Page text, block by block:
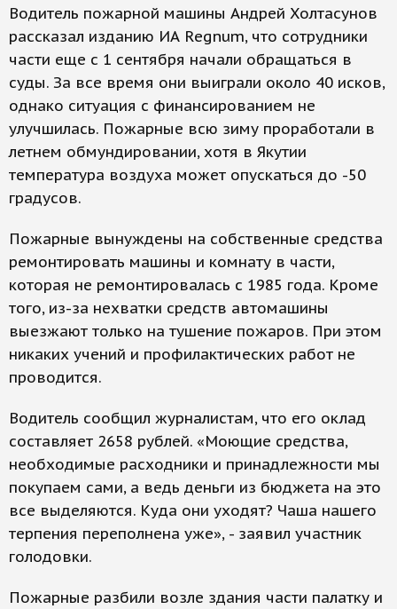
Водитель пожарной машины Андрей Холтасунов
рассказал изданию ИА Regnum, что сотрудники
части еще с 1 сентября начали обращаться в
суды. За все время они выиграли около 40 исков,
однако ситуация с финансированием не
улучшилась. Пожарные всю зиму проработали в
летнем обмундировании, хотя в Якутии
температура воздуха может опускаться до -50
градусов.
Пожарные вынуждены на собственные средства
ремонтировать машины и комнату в части,
которая не ремонтировалась с 1985 года. Кроме
того, из-за нехватки средств автомашины
выезжают только на тушение пожаров. При этом
никаких учений и профилактических работ не
проводится.
Водитель сообщил журналистам, что его оклад
составляет 2658 рублей. «Моющие средства,
необходимые расходники и принадлежности мы
покупаем сами, а ведь деньги из бюджета на это
все выделяются. Куда они уходят? Чаша нашего
терпения переполнена уже», - заявил участник
голодовки.
Пожарные разбили возле здания части палатку и